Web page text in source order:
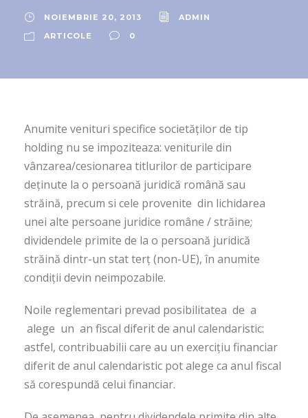
NOIEMBRIE 20, 2013
ADMIN
ARTICOLE
0
Anumite venituri specifice societăţilor de tip
holding nu se impoziteaza: veniturile din
vânzarea/cesionarea titlurilor de participare
deţinute la o persoană juridică română sau
străină, precum si cele provenite din lichidarea
unei alte persoane juridice române / străine;
dividendele primite de la o persoană juridică
străină dintr-un stat terţ (non-UE), în anumite
condiţii devin neimpozabile.
Noile reglementari prevad posibilitatea de a
alege un an fiscal diferit de anul calendaristic:
astfel, contribuabilii care au un exerciţiu financiar
diferit de anul calendaristic pot alege ca anul fiscal
să corespundă celui financiar.